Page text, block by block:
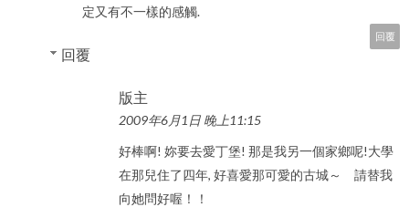
定又有不一樣的感觸.
回覆
回覆
版主
2009年6月1日 晚上11:15
好棒啊! 妳要去愛丁堡! 那是我另一個家鄉呢!大學
在那兒住了四年, 好喜愛那可愛的古城～ 請替我
向她問好喔！！